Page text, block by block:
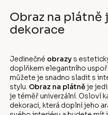
Obraz na plátně
dekorace
Jedinečné obrazy s
doplňkem elegantního
můžete je snadno sladit s
stylu. Obraz na plátně je
je téměř univerzální. Osloví
dekoraci, která doplní jeho